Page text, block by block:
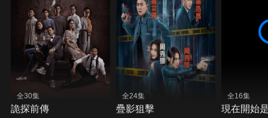
全30集
詭探前傳
全24集
疊影狙擊
全16集
現在開始